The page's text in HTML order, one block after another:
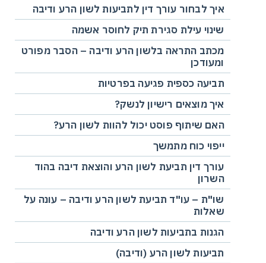
איך לבחור עורך דין לתביעות לשון הרע ודיבה
שינוי עילת סגירת תיק לחוסר אשמה
מכתב התראה בלשון הרע ודיבה – הסבר מפורט
ומעודכן
תביעה כספית פגיעה בפרטיות
איך מוצאים רישיון לנשק?
האם שיתוף פוסט יכול להוות לשון הרע?
ייפוי כוח מתמשך
עורך דין תביעת לשון הרע והוצאת דיבה בהוד
השרון
שו"ת – עו"ד תביעת לשון הרע ודיבה – עונה על
שאלות
הגנות בתביעות לשון הרע ודיבה
תביעות לשון הרע (ודיבה)